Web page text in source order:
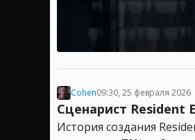
Cohen09:30, 25 февраля 2026
Сценарист Resident
История создания